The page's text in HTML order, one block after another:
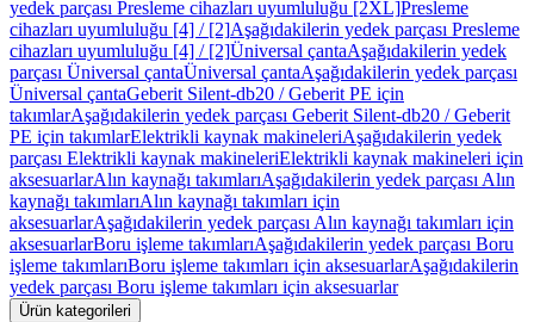
yedek parçası Presleme cihazları uyumluluğu [2XL]Presleme
cihazları uyumluluğu [4] / [2]Aşağıdakilerin yedek parçası Presleme
cihazları uyumluluğu [4] / [2]Üniversal çantaAşağıdakilerin yedek
parçası Üniversal çantaÜniversal çantaAşağıdakilerin yedek parçası
Üniversal çantaGeberit Silent-db20 / Geberit PE için
takımlarAşağıdakilerin yedek parçası Geberit Silent-db20 / Geberit
PE için takımlarElektrikli kaynak makineleriAşağıdakilerin yedek
parçası Elektrikli kaynak makineleriElektrikli kaynak makineleri için
aksesuarlarAlın kaynağı takımlarıAşağıdakilerin yedek parçası Alın
kaynağı takımlarıAlın kaynağı takımları için
aksesuarlarAşağıdakilerin yedek parçası Alın kaynağı takımları için
aksesuarlarBoru işleme takımlarıAşağıdakilerin yedek parçası Boru
işleme takımlarıBoru işleme takımları için aksesuarlarAşağıdakilerin
yedek parçası Boru işleme takımları için aksesuarlar
Ürün kategorileri